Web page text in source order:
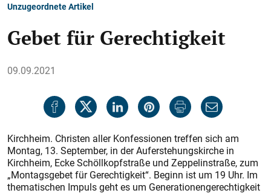
Unzugeordnete Artikel
Gebet für Gerechtigkeit
09.09.2021
Kirchheim. Christen aller Konfessionen treffen sich am
Montag, 13. September, in der Auferstehungskirche in
Kirchheim, Ecke Schöllkopfstraße und Zeppelinstraße, zum
„Montagsgebet für Gerechtigkeit“. Beginn ist um 19 Uhr. Im
thematischen Impuls geht es um Generationengerechtigkeit